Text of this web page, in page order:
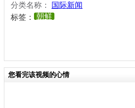
分类名称：
国际新闻
标签：
朝鲜
您看完该视频的心情